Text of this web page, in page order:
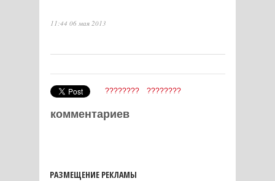
11:44 06 мая 2013
???????? ????????
комментариев
РАЗМЕЩЕНИЕ РЕКЛАМЫ